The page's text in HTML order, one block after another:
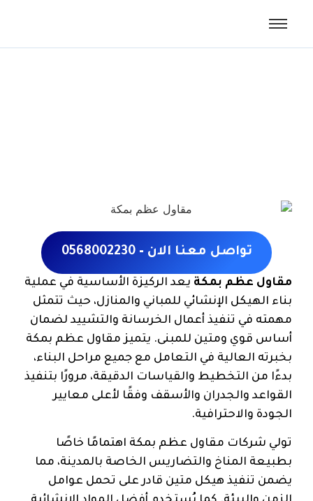
تواصل معنا الان – 0568002230
مقاول عظم بمكة يعد الركيزة الأساسية في عملية
بناء الهيكل الإنشائي للمباني والمنازل، حيث تتمثل
مهمته في تنفيذ أعمال الخرسانة والتشييد لضمان
أساس قوي ومتين للمبنى. يتميز مقاول عظم بمكة
بخبرته العالية في التعامل مع جميع مراحل البناء،
بدءًا من التخطيط والقياسات الدقيقة، مرورًا بتنفيذ
القواعد والجدران والأسقف وفقًا لأعلى معايير
الجودة والاحترافية.
تولي شركات مقاول عظم بمكة اهتمامًا خاصًا
بطبيعة المناخ والتضاريس الخاصة بالمدينة، مما
يضمن تنفيذ هيكل متين قادر على تحمل عوامل